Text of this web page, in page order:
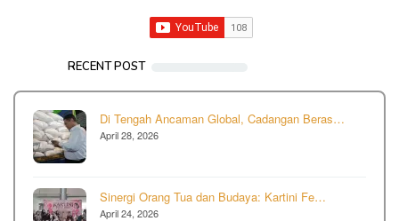
RECENT POST
Di Tengah Ancaman Global, Cadangan Beras…
April 28, 2026
Sinergi Orang Tua dan Budaya: Kartini Fe…
April 24, 2026